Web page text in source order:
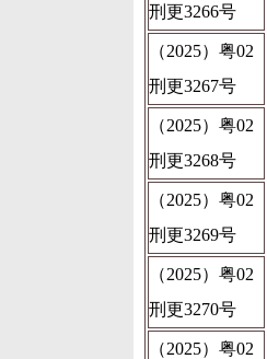
刑更3266号
（2025）粤02
刑更3267号
（2025）粤02
刑更3268号
（2025）粤02
刑更3269号
（2025）粤02
刑更3270号
（2025）粤02